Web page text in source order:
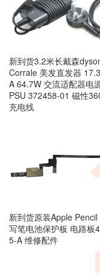
新到货3.2米长戴森
Corrale 美发直发器
A 64.7W 交流适配器电
PSU 372458-01 磁性
充电线
新到货原装Apple
写笔电池保护板 电路板
5-A 维修配件